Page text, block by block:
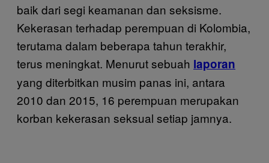
baik dari segi keamanan dan seksisme.
Kekerasan terhadap perempuan di Kolombia,
terutama dalam beberapa tahun terakhir,
terus meningkat. Menurut sebuah laporan
yang diterbitkan musim panas ini, antara
2010 dan 2015, 16 perempuan merupakan
korban kekerasan seksual setiap jamnya.